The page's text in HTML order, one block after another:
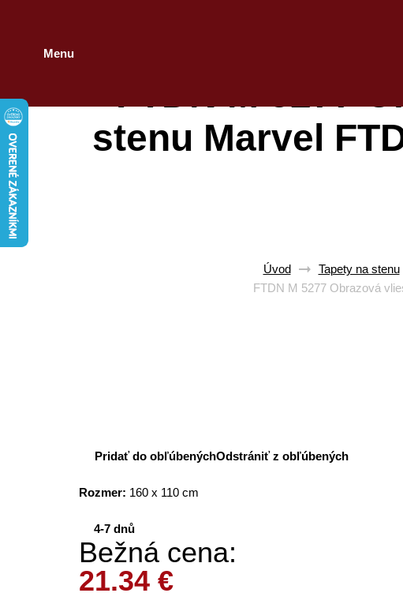
Menu
stenu Marvel
Úvod Tapety na stenu
FTDN M 5277 Obrazová
Pridať do obľúbenýchOdstrániť z obľúbených
Rozmer: 160 x 110 cm
4-7 dnů
Bežná cena:
21.34 €